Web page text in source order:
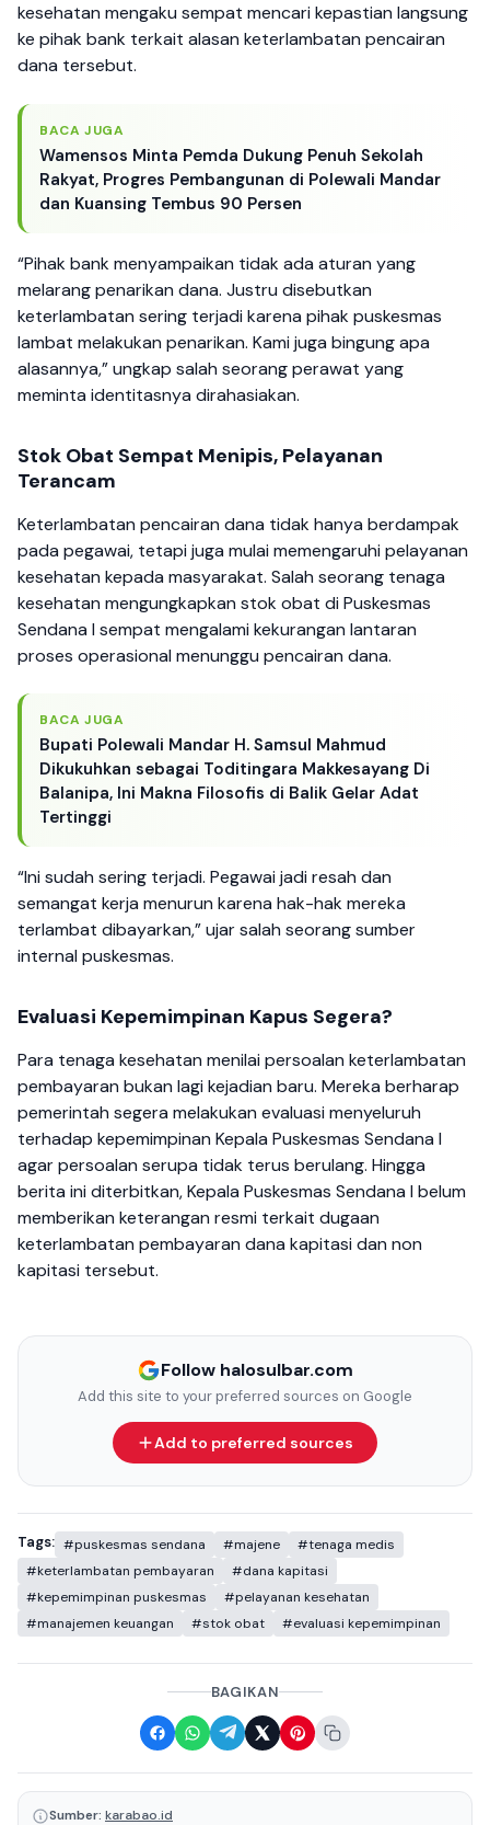
kesehatan mengaku sempat mencari kepastian langsung
ke pihak bank terkait alasan keterlambatan pencairan
dana tersebut.
BACA JUGA
Wamensos Minta Pemda Dukung Penuh Sekolah
Rakyat, Progres Pembangunan di Polewali Mandar
dan Kuansing Tembus 90 Persen
“Pihak bank menyampaikan tidak ada aturan yang
melarang penarikan dana. Justru disebutkan
keterlambatan sering terjadi karena pihak puskesmas
lambat melakukan penarikan. Kami juga bingung apa
alasannya,” ungkap salah seorang perawat yang
meminta identitasnya dirahasiakan.
Stok Obat Sempat Menipis, Pelayanan
Terancam
Keterlambatan pencairan dana tidak hanya berdampak
pada pegawai, tetapi juga mulai memengaruhi pelayanan
kesehatan kepada masyarakat. Salah seorang tenaga
kesehatan mengungkapkan stok obat di Puskesmas
Sendana I sempat mengalami kekurangan lantaran
proses operasional menunggu pencairan dana.
BACA JUGA
Bupati Polewali Mandar H. Samsul Mahmud
Dikukuhkan sebagai Toditingara Makkesayang Di
Balanipa, Ini Makna Filosofis di Balik Gelar Adat
Tertinggi
“Ini sudah sering terjadi. Pegawai jadi resah dan
semangat kerja menurun karena hak-hak mereka
terlambat dibayarkan,” ujar salah seorang sumber
internal puskesmas.
Evaluasi Kepemimpinan Kapus Segera?
Para tenaga kesehatan menilai persoalan keterlambatan
pembayaran bukan lagi kejadian baru. Mereka berharap
pemerintah segera melakukan evaluasi menyeluruh
terhadap kepemimpinan Kepala Puskesmas Sendana I
agar persoalan serupa tidak terus berulang. Hingga
berita ini diterbitkan, Kepala Puskesmas Sendana I belum
memberikan keterangan resmi terkait dugaan
keterlambatan pembayaran dana kapitasi dan non
kapitasi tersebut.
Follow halosulbar.com
Add this site to your preferred sources on Google
Add to preferred sources
Tags: #puskesmas sendana #majene
#tenaga medis
#keterlambatan pembayaran
#dana kapitasi
#kepemimpinan puskesmas
#pelayanan kesehatan
#manajemen keuangan
#stok obat #evaluasi kepemimpinan
BAGIKAN
Sumber: karabao.id